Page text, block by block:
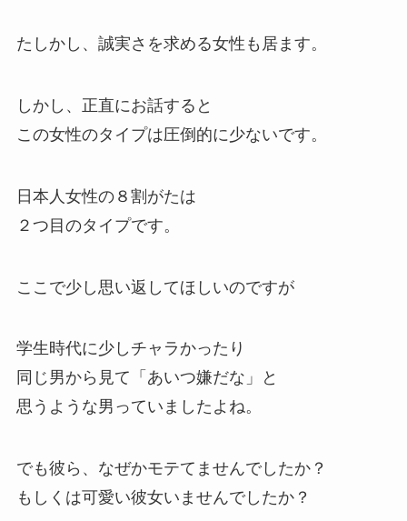
たしかし、誠実さを求める女性も居ます。
しかし、正直にお話すると
この女性のタイプは圧倒的に少ないです。
日本人女性の８割がたは
２つ目のタイプです。
ここで少し思い返してほしいのですが
学生時代に少しチャラかったり
同じ男から見て「あいつ嫌だな」と
思うような男っていましたよね。
でも彼ら、なぜかモテてませんでしたか？
もしくは可愛い彼女いませんでしたか？